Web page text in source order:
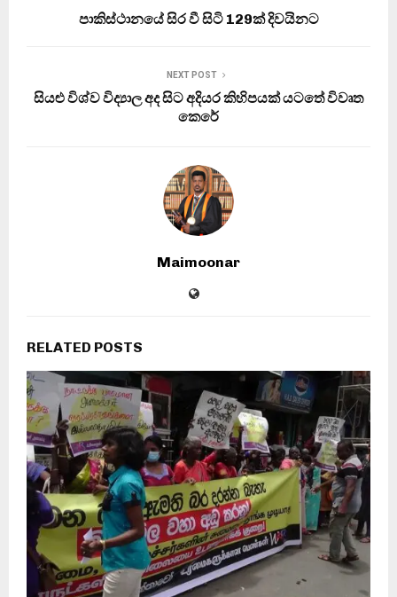
පාකිස්ථානයේ සිර වී සිටි 129ක් දිවයිනට
NEXT POST
සියළු විශ්ව විද්‍යාල අද සිට අදියර කිහිපයක් යටතේ විවෘත
කෙරේ
Maimoonar
RELATED POSTS